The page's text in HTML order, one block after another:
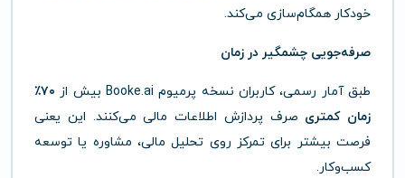
خودکار همگام‌سازی می‌کند.
صرفه‌جویی چشمگیر در زمان
طبق آمار رسمی، کاربران نسخه پرمیوم Booke.ai بیش از
۷۰٪
زمان کمتری صرف پردازش اطلاعات مالی می‌کنند. این یعنی
فرصت بیشتر برای تمرکز روی تحلیل مالی، مشاوره یا توسعه
کسب‌وکار.